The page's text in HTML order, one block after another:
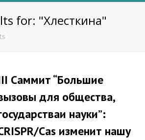
for: "Хлесткина"
Саммит “Большие
для общества,
науки”:
Cas изменит нашу